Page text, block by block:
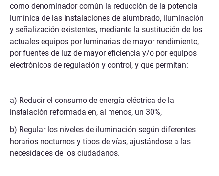
como denominador común la reducción de la potencia
lumínica de las instalaciones de alumbrado, iluminación
y señalización existentes, mediante la sustitución de los
actuales equipos por luminarias de mayor rendimiento,
por fuentes de luz de mayor eficiencia y/o por equipos
electrónicos de regulación y control, y que permitan:
a) Reducir el consumo de energía eléctrica de la
instalación reformada en, al menos, un 30%,
b) Regular los niveles de iluminación según diferentes
horarios nocturnos y tipos de vías, ajustándose a las
necesidades de los ciudadanos.